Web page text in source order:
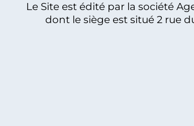
Le Site est édité par la société
dont le siège est situé 2 rue